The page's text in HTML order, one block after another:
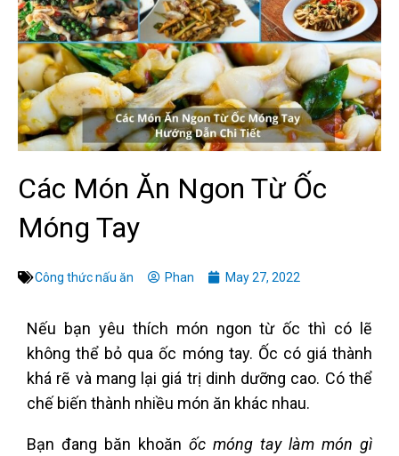
Các Món Ăn Ngon Từ Ốc
Móng Tay
Công thức nấu ăn Phan May 27, 2022
Nếu bạn yêu thích món ngon từ ốc thì có lẽ
không thể bỏ qua ốc móng tay. Ốc có giá thành
khá rẽ và mang lại giá trị dinh dưỡng cao. Có thể
chế biến thành nhiều món ăn khác nhau.
Bạn đang băn khoăn ốc móng tay làm món gì